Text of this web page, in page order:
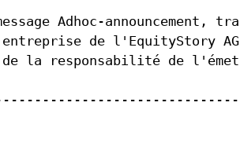
Newsletter
Contact RI
Glossaire
Adhoc-announcement,
entreprise de l'EquityStory
de la responsabilité de